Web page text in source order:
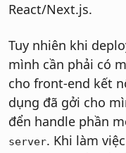
React/Next.js.
Tuy nhiên khi
mình cần phải có
cho front-end kết
dụng đã gởi cho
đển handle phần
server. Khi làm